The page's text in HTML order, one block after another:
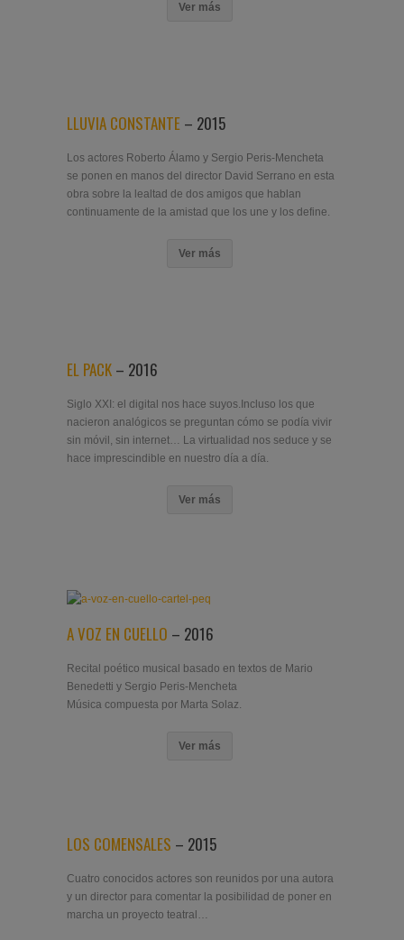
Ver más
LLUVIA CONSTANTE – 2015
Los actores Roberto Álamo y Sergio Peris-Mencheta
se ponen en manos del director David Serrano en esta
obra sobre la lealtad de dos amigos que hablan
continuamente de la amistad que los une y los define.
Ver más
EL PACK – 2016
Siglo XXI: el digital nos hace suyos.Incluso los que
nacieron analógicos se preguntan cómo se podía vivir
sin móvil, sin internet… La virtualidad nos seduce y se
hace imprescindible en nuestro día a día.
Ver más
A VOZ EN CUELLO – 2016
Recital poético musical basado en textos de Mario
Benedetti y Sergio Peris-Mencheta
Música compuesta por Marta Solaz.
Ver más
LOS COMENSALES – 2015
Cuatro conocidos actores son reunidos por una autora
y un director para comentar la posibilidad de poner en
marcha un proyecto teatral…